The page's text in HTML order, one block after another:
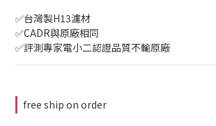
✅台灣製H13濾材
✅CADR與原廠相同
✅評測專家電小二認證品質不輸原廠
free ship on order